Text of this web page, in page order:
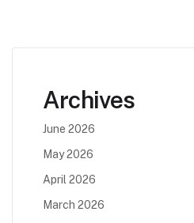
Archives
June 2026
May 2026
April 2026
March 2026